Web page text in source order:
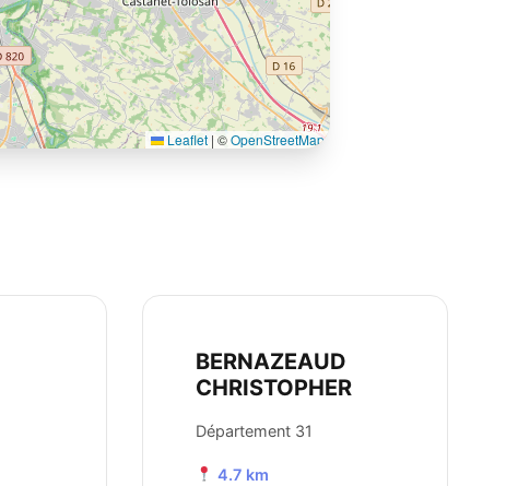
Leaflet | ©OpenStreetMap
BERNAZEAUD
CHRISTOPHER
Département 31
4.7 km